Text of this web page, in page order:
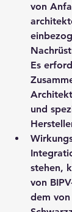
von
Es
und
stehen,
von
dem